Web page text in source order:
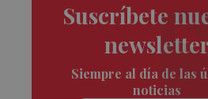
Suscríbete
Siempre al día de las
noticias